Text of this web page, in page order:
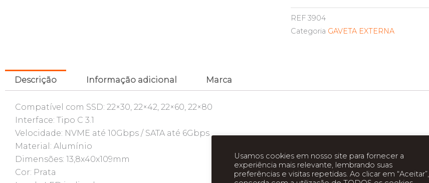
REF 3904
Categoria GAVETA EXTERNA
Descrição Informação adicional Marca
Compatível com SSD: 22×30, 22×42, 22×60, 22×80
Interface: Tipo C 3.1
Velocidade: NVME até 10Gbps / SATA até 6Gbps
Material: Alumínio
Dimensões: 13,8x40x109mm
Cor: Prata
Usamos cookies em nosso site para fornecer a
experiência mais relevante, lembrando suas
preferências e visitas repetidas. Ao clicar em “Aceitar”,